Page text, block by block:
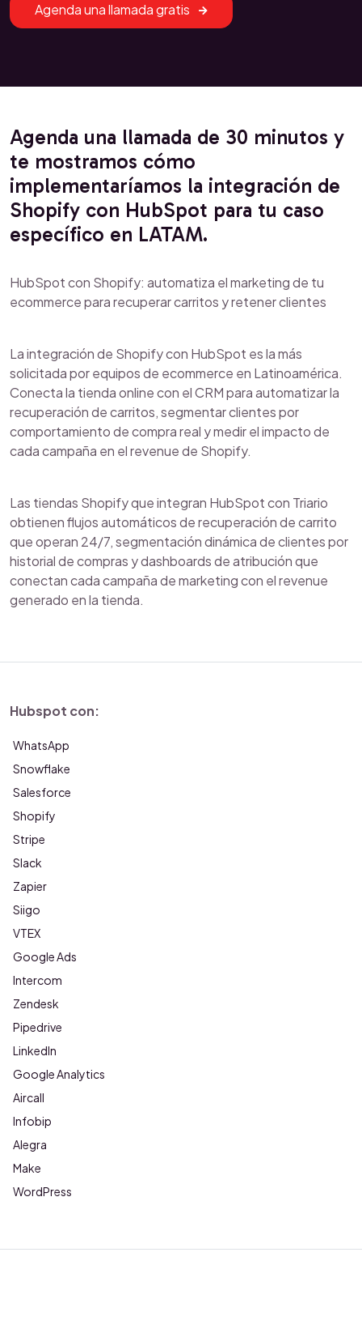
Agenda una llamada gratis
Agenda una llamada de 30 minutos y
te mostramos cómo
implementaríamos la integración de
Shopify con HubSpot para tu caso
específico en LATAM.
HubSpot con Shopify: automatiza el marketing de tu
ecommerce para recuperar carritos y retener clientes
La integración de Shopify con HubSpot es la más
solicitada por equipos de ecommerce en Latinoamérica.
Conecta la tienda online con el CRM para automatizar la
recuperación de carritos, segmentar clientes por
comportamiento de compra real y medir el impacto de
cada campaña en el revenue de Shopify.
Las tiendas Shopify que integran HubSpot con Triario
obtienen flujos automáticos de recuperación de carrito
que operan 24/7, segmentación dinámica de clientes por
historial de compras y dashboards de atribución que
conectan cada campaña de marketing con el revenue
generado en la tienda.
Hubspot con:
WhatsApp
Snowflake
Salesforce
Shopify
Stripe
Slack
Zapier
Siigo
VTEX
Google Ads
Intercom
Zendesk
Pipedrive
LinkedIn
Google Analytics
Aircall
Infobip
Alegra
Make
WordPress